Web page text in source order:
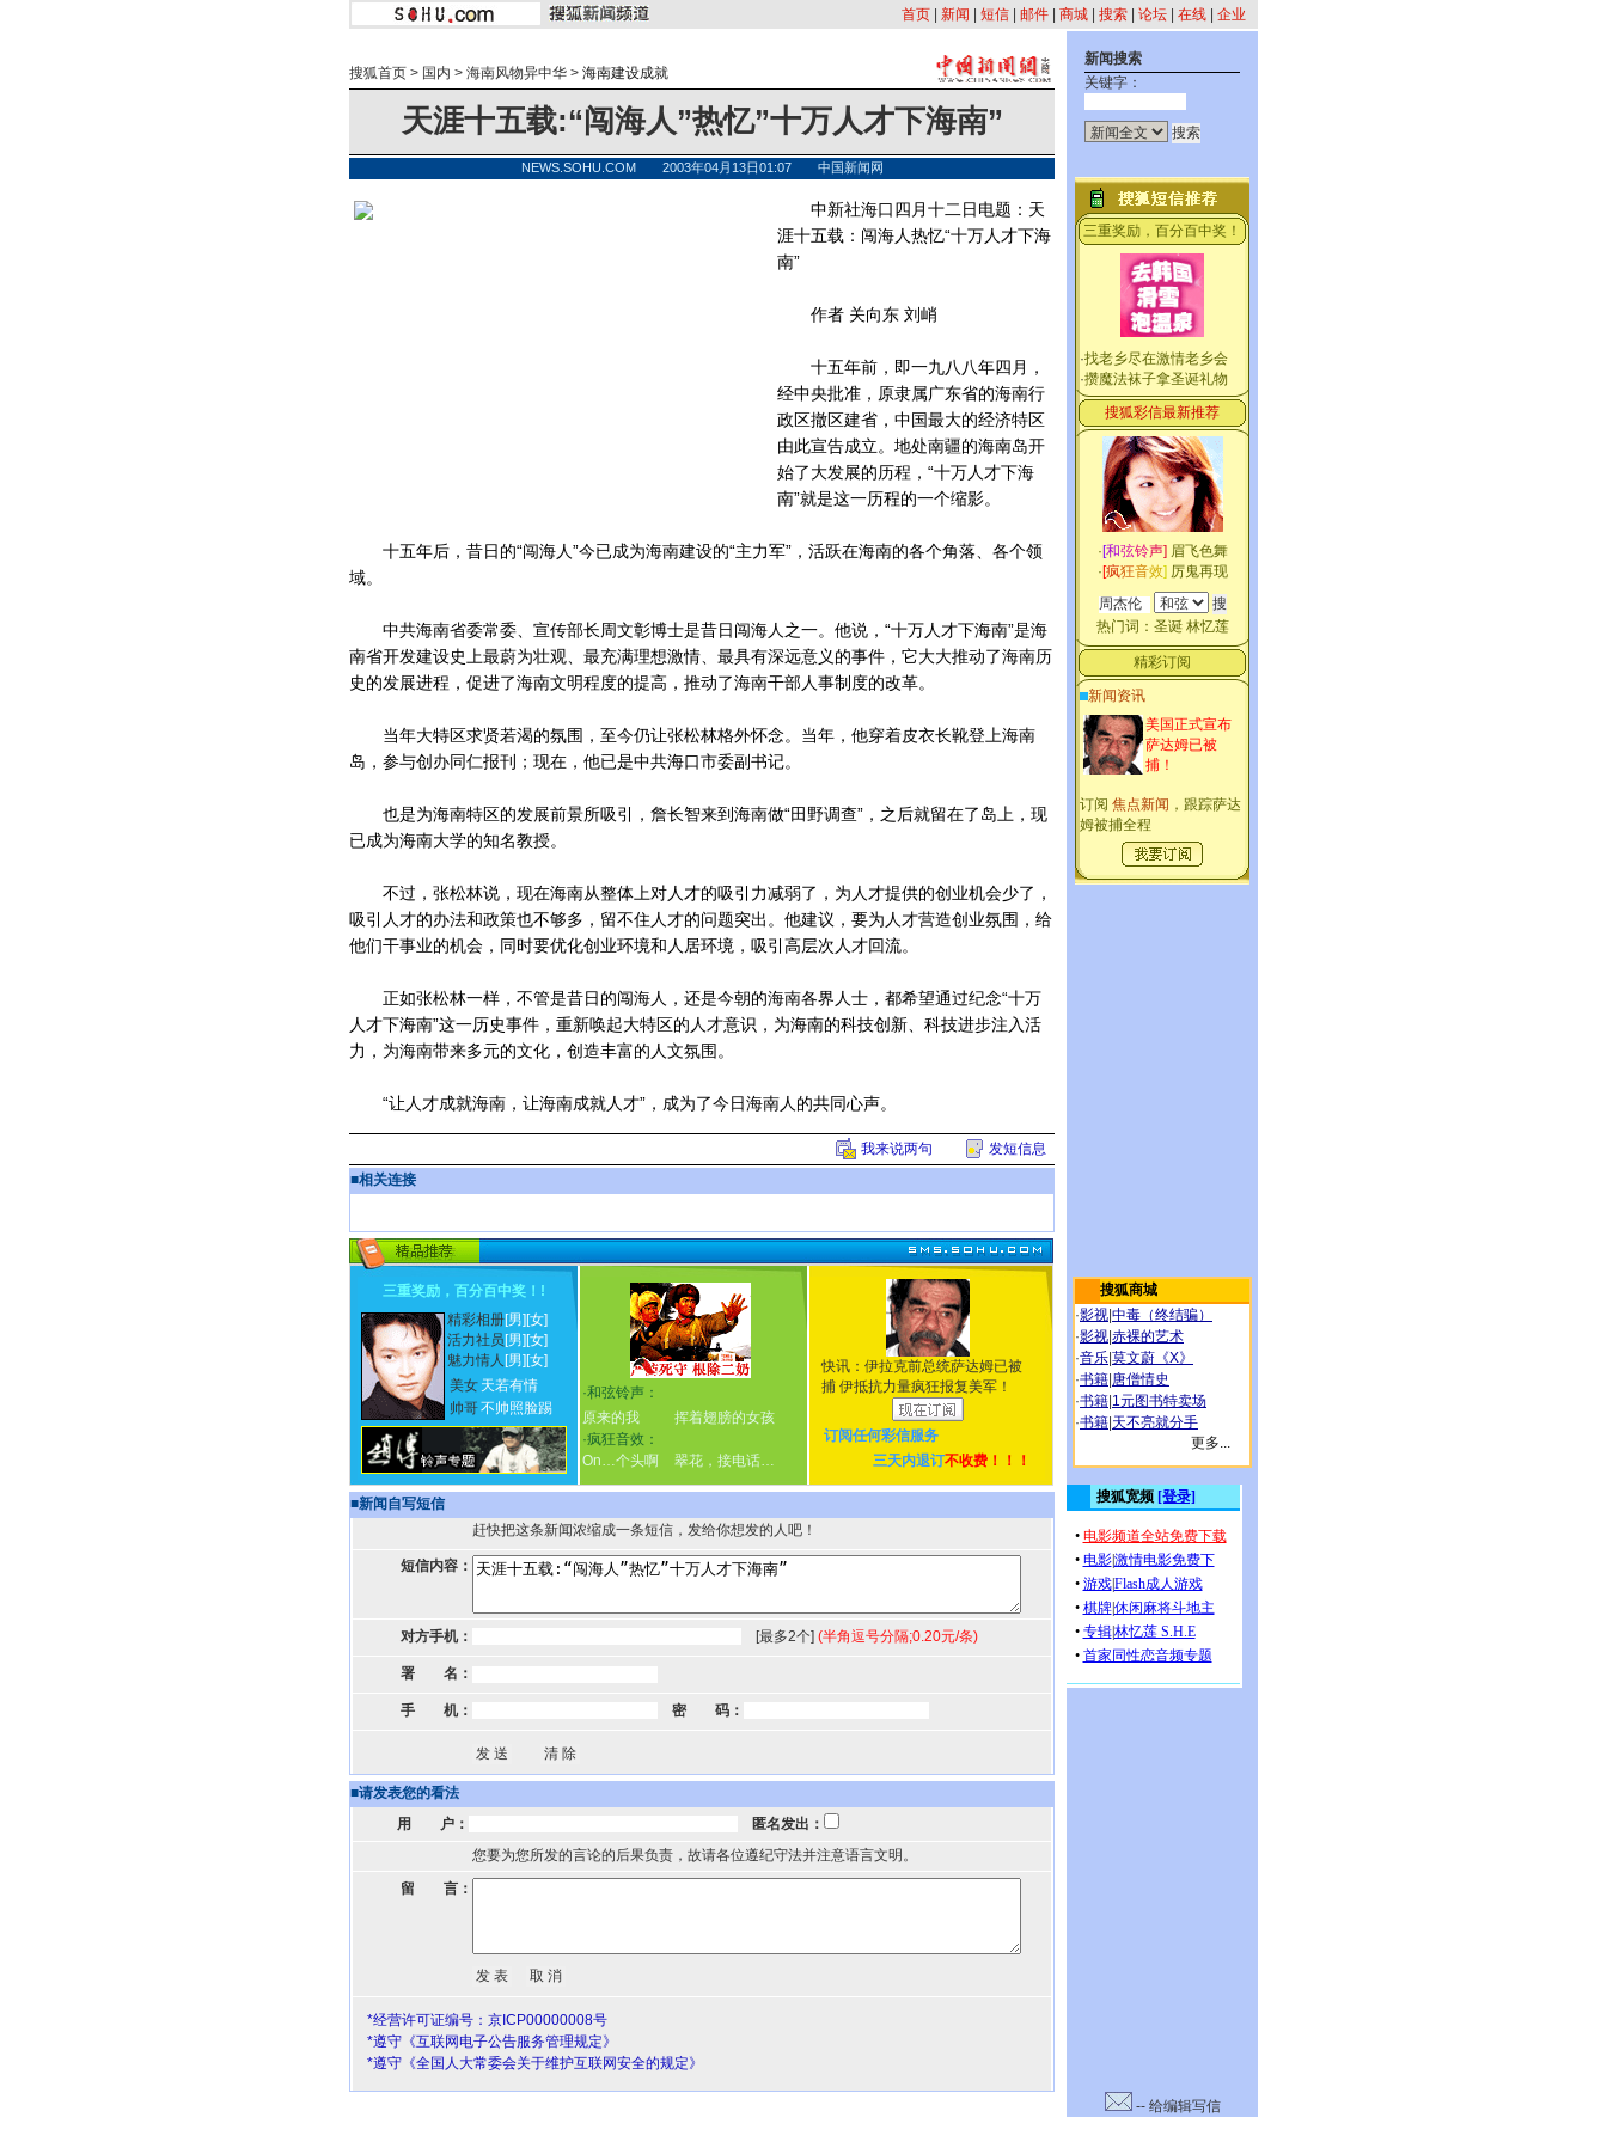
首页 新闻 短信 邮件 商城 搜索 论坛 在线 企业
搜狐首页 > 国内 > 海南风物异中华 > 海南建设成就
天涯十五载:“闯海人”热忆”十万人才下海南”
NEWS.SOHU.COM 2003年04月13日01:07 中国新闻网
中新社海口四月十二日电题：天
涯十五载：闯海人热忆“十万人才下海
南”
作者 关向东 刘峭
十五年前，即一九八八年四月，
经中央批准，原隶属广东省的海南行
政区撤区建省，中国最大的经济特区
由此宣告成立。地处南疆的海南岛开
始了大发展的历程，“十万人才下海
南”就是这一历程的一个缩影。
十五年后，昔日的“闯海人”今已成为海南建设的“主力军”，活跃在海南的各个角落、各个领
域。
中共海南省委常委、宣传部长周文彰博士是昔日闯海人之一。他说，“十万人才下海南”是海
南省开发建设史上最蔚为壮观、最充满理想激情、最具有深远意义的事件，它大大推动了海南历
史的发展进程，促进了海南文明程度的提高，推动了海南干部人事制度的改革。
当年大特区求贤若渴的氛围，至今仍让张松林格外怀念。当年，他穿着皮衣长靴登上海南
岛，参与创办同仁报刊；现在，他已是中共海口市委副书记。
也是为海南特区的发展前景所吸引，詹长智来到海南做“田野调查”，之后就留在了岛上，现
已成为海南大学的知名教授。
不过，张松林说，现在海南从整体上对人才的吸引力减弱了，为人才提供的创业机会少了，
吸引人才的办法和政策也不够多，留不住人才的问题突出。他建议，要为人才营造创业氛围，给
他们干事业的机会，同时要优化创业环境和人居环境，吸引高层次人才回流。
正如张松林一样，不管是昔日的闯海人，还是今朝的海南各界人士，都希望通过纪念“十万
人才下海南”这一历史事件，重新唤起大特区的人才意识，为海南的科技创新、科技进步注入活
力，为海南带来多元的文化，创造丰富的人文氛围。
“让人才成就海南，让海南成就人才”，成为了今日海南人的共同心声。
我来说两句
发短信息
■相关连接
三重奖励，百分百中奖！ !
精彩相册[男] [女]
活力社员 [男] [女]
魅力情人 [男] [女]
美女 天若有情
帅哥不帅照脸踢
·和弦铃声：
原来的我
挥着翅膀的女孩
·疯狂音效：
On…个头啊
翠花，接电话…
快讯：伊拉克前总统萨达姆已被
捕 伊抵抗力量疯狂报复美军！
订阅任何彩信服务
三天内退订不收费！！！
■新闻自写短信
赶快把这条新闻浓缩成一条短信，发给你想发的人吧！
短信内容：
对方手机： [最多2个] (半角逗号分隔;0.20元/条)
署 名：
手 机： 密 码：
■请发表您的看法
用 户：
匿名发出：
您要为您所发的言论的后果负责，故请各位遵纪守法并注意语言文明。
留 言：
*经营许可证编号：京ICP00000008号
*遵守《互联网电子公告服务管理规定》
*遵守《全国人大常委会关于维护互联网安全的规定》
新闻搜索
关键字：
三重奖励，百分百中奖！
·找老乡尽在激情老乡会
·攒魔法袜子拿圣诞礼物
搜狐彩信最新推荐
·[和弦铃声] 眉飞色舞
·[疯狂音效] 厉鬼再现
热门词： 圣诞 林忆莲
精彩订阅
新闻资讯
美国正式宣布
萨达姆已被
捕！
订阅 焦点新闻 ，跟踪萨达
姆被捕全程
搜狐商城
·影视 中毒（终结骗）
·影视 赤裸的艺术
·音乐 莫文蔚《X》
·书籍 唐僧情史
·书籍 1元图书特卖场
·书籍 天不亮就分手
更多...
-- 给编辑写信